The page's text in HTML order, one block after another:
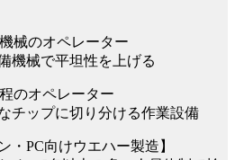
械のオペレーター
機械で平坦性を上げる
のオペレーター
チップに切り分ける作業設備
・PC向けウエハー製造】